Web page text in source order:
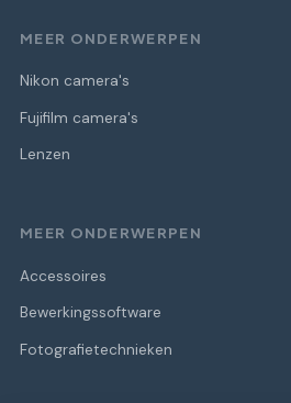
MEER ONDERWERPEN
Nikon camera's
Fujifilm camera's
Lenzen
MEER ONDERWERPEN
Accessoires
Bewerkingssoftware
Fotografietechnieken